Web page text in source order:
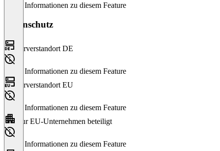
Keine Informationen zu diesem Feature
Datenschutz
Serverstandort DE
Keine Informationen zu diesem Feature
Serverstandort EU
Keine Informationen zu diesem Feature
Nur EU-Unternehmen beteiligt
Keine Informationen zu diesem Feature